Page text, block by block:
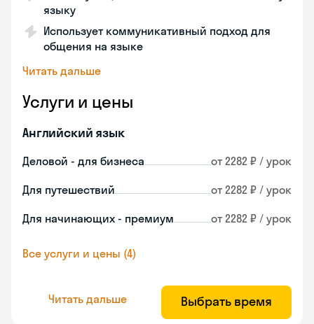
языку
Использует коммуникативный подход для
общения на языке
Читать дальше
Услуги и цены
Английский язык
Деловой - для бизнеса от 2282 ₽ / урок
Для путешествий от 2282 ₽ / урок
Для начинающих - премиум от 2282 ₽ / урок
Все услуги и цены (4)
Читать дальше Выбрать время